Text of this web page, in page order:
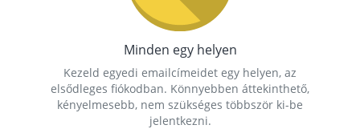
Minden egy helyen
Kezeld egyedi emailcímeidet egy helyen, az
elsődleges fiókodban. Könnyebben áttekinthető,
kényelmesebb, nem szükséges többször ki-be
jelentkezni.